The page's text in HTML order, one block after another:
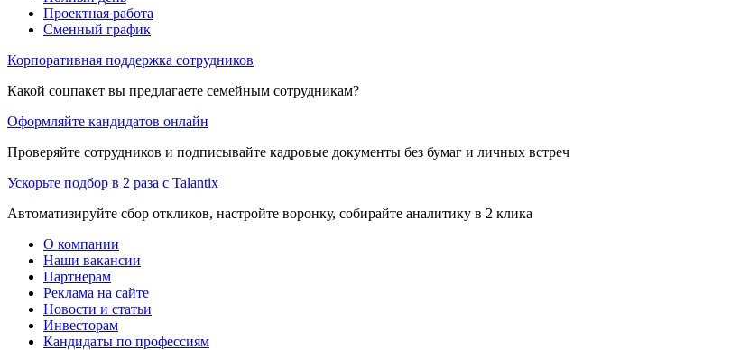
Проектная работа
Сменный график
Корпоративная поддержка сотрудников
Какой соцпакет вы предлагаете семейным сотрудникам?
Оформляйте кандидатов онлайн
Проверяйте сотрудников и подписывайте кадровые документы без бумаг и личных встреч
Ускорьте подбор в 2 раза с Talantix
Автоматизируйте сбор откликов, настройте воронку, собирайте аналитику в 2 клика
О компании
Наши вакансии
Партнерам
Реклама на сайте
Новости и статьи
Инвесторам
Кандидаты по профессиям